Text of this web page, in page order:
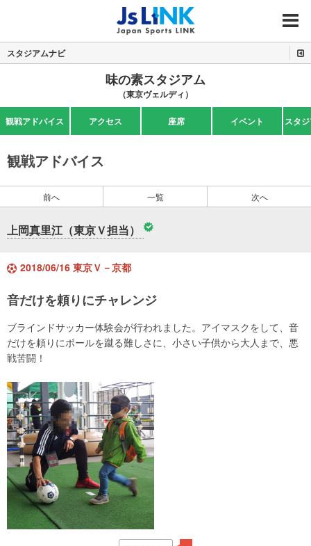
MENU
スタジアムナビ
味の素スタジアム
（東京ヴェルディ）
観戦アドバイス アクセス 座席 イベント スタ
観戦アドバイス
前へ 一覧 次へ
上岡真里江（東京Ｖ担当）
2018/06/16 東京Ｖ－京都
音だけを頼りにチャレンジ
ブラインドサッカー体験会が行われました。アイマスクをして、音
だけを頼りにボールを蹴る難しさに、小さい子供から大人まで、悪
戦苦闘！